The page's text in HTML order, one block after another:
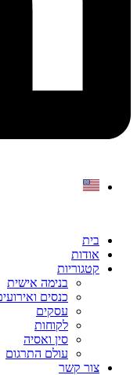
בית
אודות
קטגוריות
בנימה אישית
כנסים
עסקים
לקוחות
סין ואסיה
עולם התרגום
צור קשר